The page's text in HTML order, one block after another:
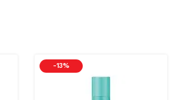
-13 %